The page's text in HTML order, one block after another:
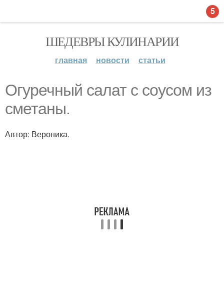
ШЕДЕВРЫ КУЛИНАРИИ
главная новости статьи
Огуречный салат с соусом из
сметаны.
Автор: Вероника.
5